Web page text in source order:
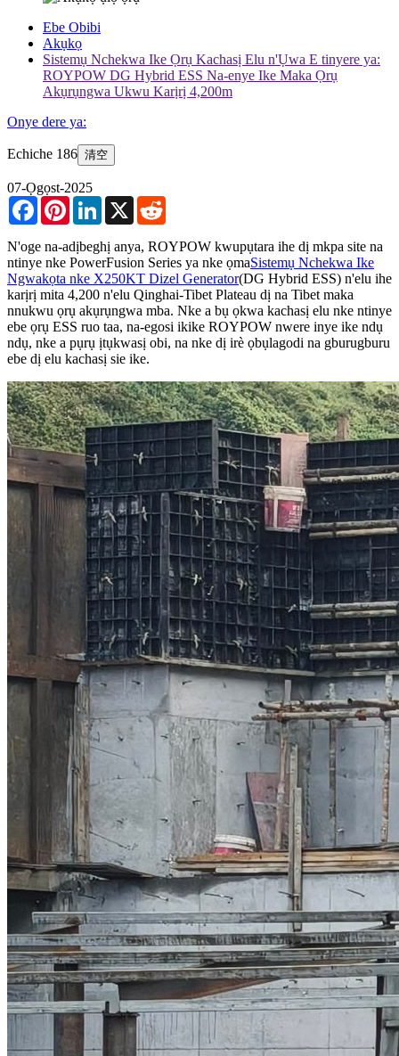
Ebe Obibi
Akụkọ
Sistemụ Nchekwa Ike Ọrụ Kachasị Elu n'Ụwa E tinyere ya:
ROYPOW DG Hybrid ESS Na-enye Ike Maka Ọrụ
Akụrụngwa Ukwu Karịrị 4,200m
Onye dere ya:
Echiche 186 清空
07-Ọgọst-2025
FacebookPinterestLinkedIn
X
N'oge na-adịbeghị anya, ROYPOW kwupụtara ihe dị mkpa site na
ntinye nke PowerFusion Series ya nke ọmaSistemụ Nchekwa Ike
Ngwakọta nke X250KT Dizel Generator(DG Hybrid ESS) n'elu ihe
karịrị mita 4,200 n'elu Qinghai-Tibet Plateau dị na Tibet maka
nnukwu ọrụ akụrụngwa mba. Nke a bụ ọkwa kachasị elu nke ntinye
ebe ọrụ ESS ruo taa, na-egosi ikike ROYPOW nwere inye ike ndụ
ndụ, nke a pụrụ ịtụkwasị obi, na nke dị irè ọbụlagodi na gburugburu
ebe dị elu kachasị sie ike.